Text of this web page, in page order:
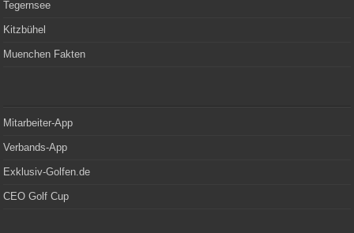
Tegernsee
Kitzbühel
Muenchen Fakten
Mitarbeiter-App
Verbands-App
Exklusiv-Golfen.de
CEO Golf Cup